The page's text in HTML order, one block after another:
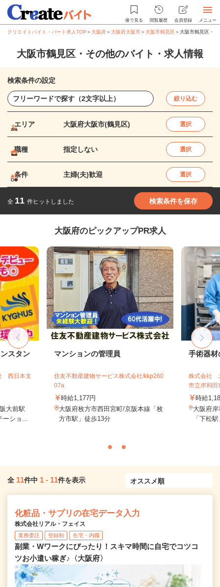
後で見る 閲覧履歴 会員登録 メニュー
クリエイトバイト・パート求人TOP ＞大阪府＞大阪府大阪市＞大阪市鶴見区＞大阪市鶴見区・
大阪市鶴見区・その他のバイト・求人情報
検索条件の設定
絞り込む
エリア 大阪府大阪市(鶴見区) 選択
職種 指定しない 選択
条件 主婦(夫)歓迎 選択
全 11 件ヒットしました 検索条件を保存
大阪府のピックアップPR求人
スタン
西日本支
大前駅
ショ...
マンションの管理員
住友不動産建物サービス株式会社/kkp260
07a
時給1,177円
大阪府枚方市西田宮町/京阪本線「枚
方市駅」徒歩13分
手術器材
株式会社
市立岸和田
時給
大阪府
「下松
全 11件中 1 - 11件を表示
化粧品・サプリの在宅データ入力
株式会社リアル・フェイス
業務委託 登録制 在宅・内職
副業・Wワークにぴったり！スキマ時間に自宅でコツコ
ツお小遣い稼ぎ♪〈大阪府〉